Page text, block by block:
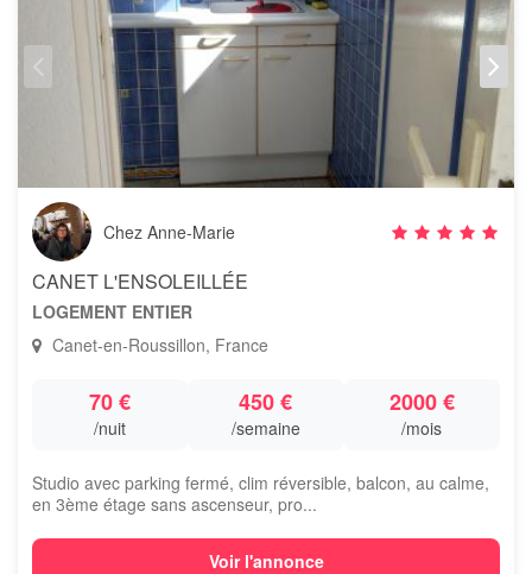
Chez Anne-Marie
CANET L'ENSOLEILLÉE
LOGEMENT ENTIER
Canet-en-Roussillon, France
70 €
/nuit
450 €
/semaine
2000 €
/mois
Studio avec parking fermé, clim réversible, balcon, au calme,
en 3ème étage sans ascenseur, pro...
Voir l'annonce